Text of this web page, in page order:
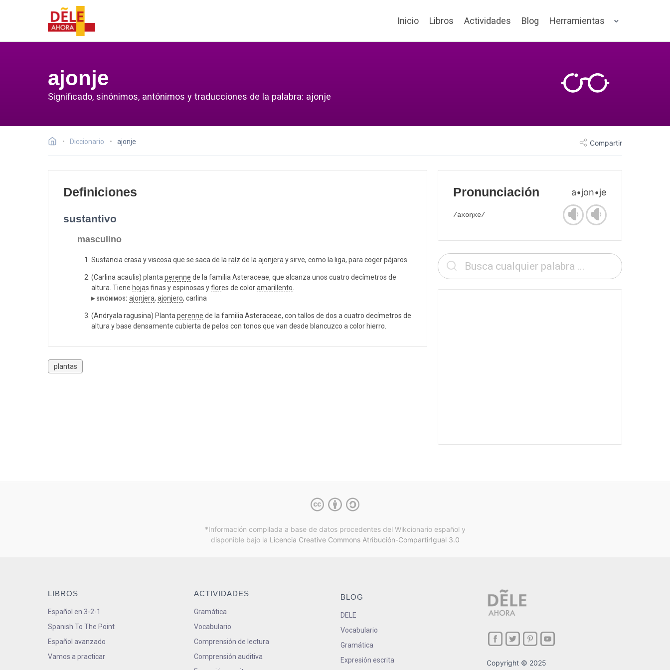
Inicio Libros Actividades Blog Herramientas
ajonje
Significado, sinónimos, antónimos y traducciones de la palabra: ajonje
Diccionario ajonje Compartir
Definiciones
sustantivo
masculino
Sustancia crasa y viscosa que se saca de laraíz de laajonjeray sirve, como la liga, para coger pájaros.
(Carlina acaulis) plantaperenne de la familia Asteraceae, que alcanza unos cuatro decímetros de
altura. Tiene hojas finas y espinosas yflores de coloramarillento.
▸ sinónimos: ajonjera, ajonjero, carlina
(Andryala ragusina) Plantaperenne de la familia Asteraceae, con tallos de dos a cuatro decímetros de
altura y base densamente cubierta de pelos con tonos que van desde blancuzco a color hierro.
plantas
Pronunciación a•jon•je
/axoŋxe/
*Información compilada a base de datos procedentes del Wikcionario español y
disponible bajo la Licencia Creative Commons Atribución-CompartirIgual 3.0
LIBROS
Español en 3-2-1
Spanish To The Point
Español avanzado
Vamos a practicar
ACTIVIDADES
Gramática
Vocabulario
Comprensión de lectura
Comprensión auditiva
BLOG
DELE
Vocabulario
Gramática
Expresión escrita
Copyright © 2025